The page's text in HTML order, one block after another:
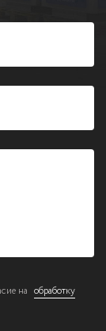
на обработку